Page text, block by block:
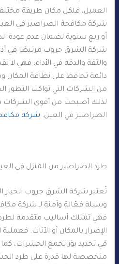
العميل، فلكل مكان طريقة
شركة مكافحة الصراصير في
أو ربع سنوية لضمان عدم عودة
شركة الشرق جروب مرتبطًا في
والثقة والدقة في الأداء، فهي لا
دائمة تحافظ على نظافة
من الشركات التي تواكب التطور
لذلك أصبحت من أقوى
الصراصير في العين. شركة
طرد الصراصير من المنزل في
تُعتبر شركة الشرق جروب
وسيلة فعّالة وآمنة لـ شركة
فهي تمتلك أساليب متقدمة
الإضرار بالمكان أو الأثاث.
في تحديد بؤر تجمع الحشرات،
متخصصة لها قدرة على طرد